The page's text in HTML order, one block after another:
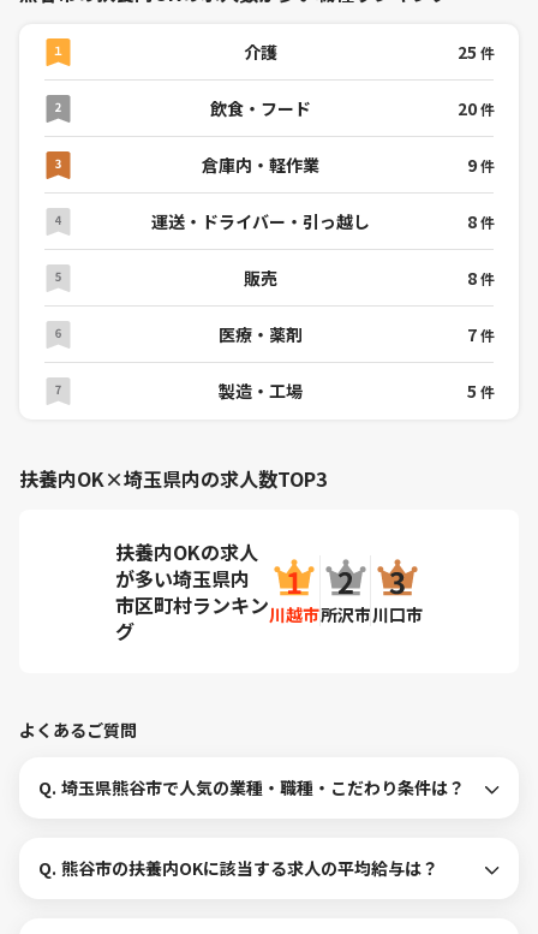
介護 25 件
飲食・フード 20件
倉庫内・軽作業 9件
運送・ドライバー・引っ越し 8件
販売 8件
医療・薬剤 7件
製造・工場 5 件
扶養内OK×埼玉県内の求人数TOP3
扶養内OKの求人
が多い埼玉県内
市区町村ランキン
グ
川越市所沢市川口市
よくあるご質問
Q. 埼玉県熊谷市で人気の業種・職種・こだわり条件は？
Q. 熊谷市の扶養内OKに該当する求人の平均給与は？